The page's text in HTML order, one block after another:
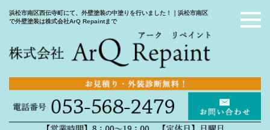
浜松市南区西伝寺町にて、外壁塗装の中塗りを行いました！｜浜松市南区
で外壁塗装は株式会社ArQ Repaintまで